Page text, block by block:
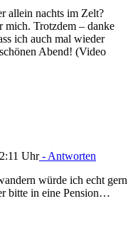
allein nachts im Zelt?
Trotzdem – danke
ich auch mal wieder
Abend! (Video
Uhr- Antworten
würde ich echt gern
bitte in eine Pension…